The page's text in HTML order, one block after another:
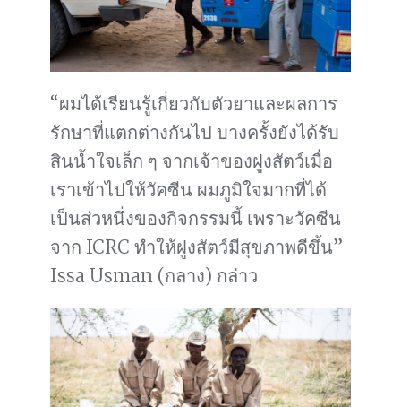
“ผมได้เรียนรู้เกี่ยวกับตัวยาและผลการ
รักษาที่แตกต่างกันไป บางครั้งยังได้รับ
สินน้ำใจเล็ก ๆ จากเจ้าของฝูงสัตว์เมื่อ
เราเข้าไปให้วัคซีน ผมภูมิใจมากที่ได้
เป็นส่วหนึ่งของกิจกรรมนี้ เพราะวัคซีน
จาก ICRC ทำให้ฝูงสัตว์มีสุขภาพดีขึ้น”
Issa Usman (กลาง) กล่าว